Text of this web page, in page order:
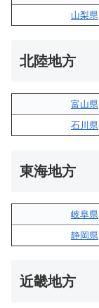
山梨県
北陸地方
富山県
石川県
東海地方
岐阜県
静岡県
近畿地方